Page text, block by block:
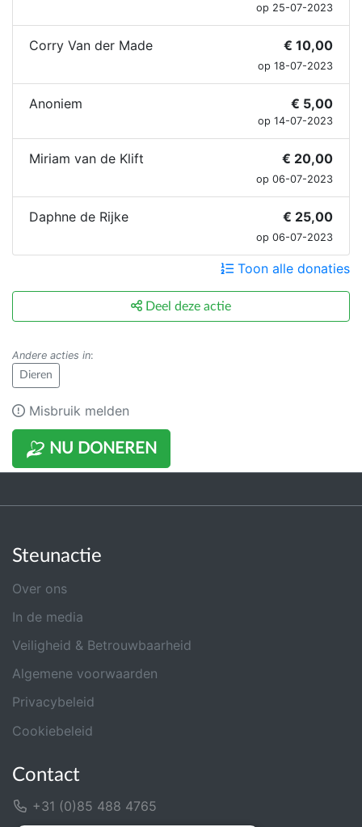
NU DONEREN
op 25-07-2023
Corry Van der Made € 10,00
op 18-07-2023
Anoniem € 5,00
op 14-07-2023
Miriam van de Klift € 20,00
op 06-07-2023
Daphne de Rijke € 25,00
op 06-07-2023
Toon alle donaties
Deel deze actie
Andere acties in:
Dieren
Misbruik melden
Steunactie
Over ons
In de media
Veiligheid & Betrouwbaarheid
Algemene voorwaarden
Privacybeleid
Cookiebeleid
Contact
+31 (0)85 488 4765